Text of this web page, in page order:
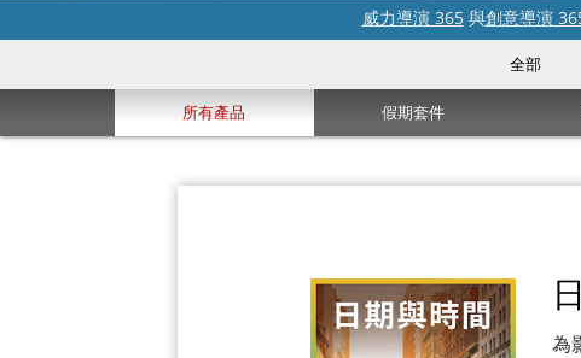
威力導演 365與創意導演
全部
所有產品 假期套件
為